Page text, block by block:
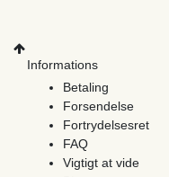
Informations
Betaling
Forsendelse
Fortrydelsesret
FAQ
Vigtigt at vide